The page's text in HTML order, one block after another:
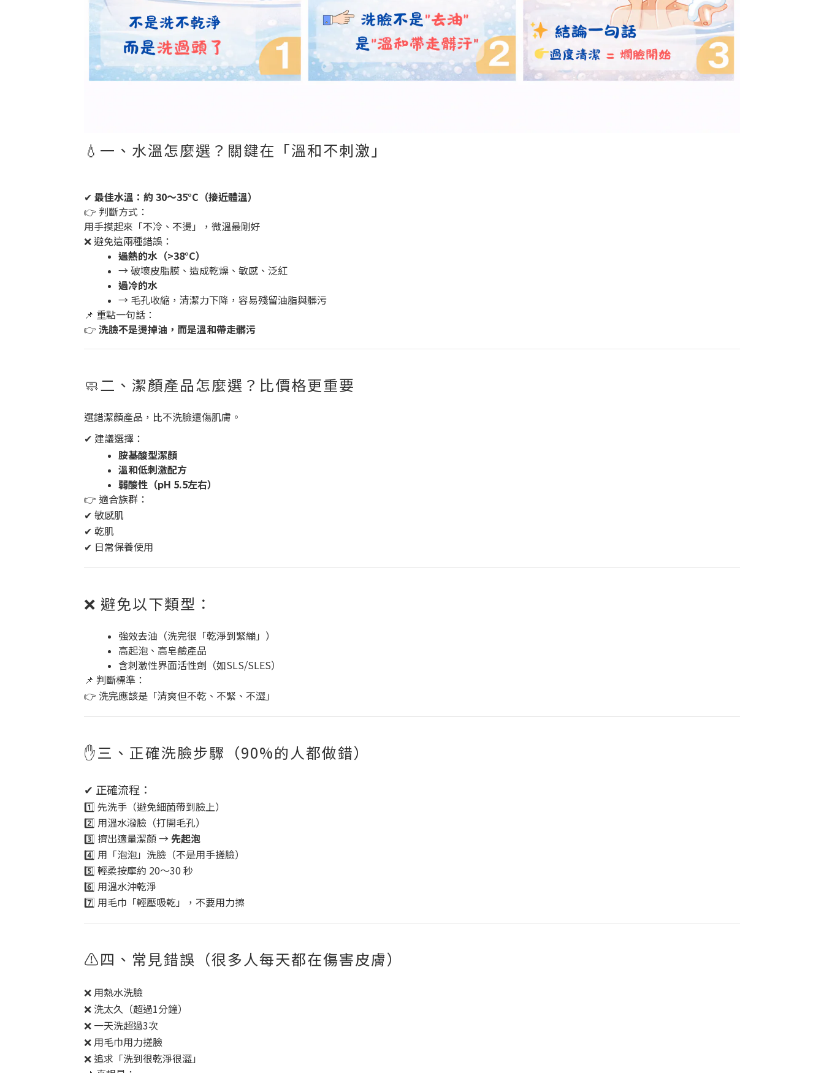
💧一、水溫怎麼選？關鍵在「溫和不刺激」
✔ 最佳水溫：約 30～35°C（接近體溫）
👉 判斷方式：
用手摸起來「不冷、不燙」，微溫最剛好
❌ 避免這兩種錯誤：
過熱的水（>38°C）
→ 破壞皮脂膜、造成乾燥、敏感、泛紅
過冷的水
→ 毛孔收縮，清潔力下降，容易殘留油脂與髒污
📌 重點一句話：
👉 洗臉不是燙掉油，而是溫和帶走髒污
🧼二、潔顏產品怎麼選？比價格更重要
選錯潔顏產品，比不洗臉還傷肌膚。
✔ 建議選擇：
胺基酸型潔顏
溫和低刺激配方
弱酸性（pH 5.5左右）
👉 適合族群：
✔ 敏感肌
✔ 乾肌
✔ 日常保養使用
❌ 避免以下類型：
強效去油（洗完很「乾淨到緊繃」）
高起泡、高皂鹼產品
含刺激性界面活性劑（如SLS/SLES）
📌 判斷標準：
👉 洗完應該是「清爽但不乾、不緊、不澀」
✋三、正確洗臉步驟（90%的人都做錯）
✔ 正確流程：
1️⃣ 先洗手（避免細菌帶到臉上）
2️⃣ 用溫水潑臉（打開毛孔）
3️⃣ 擠出適量潔顏 → 先起泡
4️⃣ 用「泡泡」洗臉（不是用手搓臉）
5️⃣ 輕柔按摩約 20～30 秒
6️⃣ 用溫水沖乾淨
7️⃣ 用毛巾「輕壓吸乾」，不要用力擦
⚠️四、常見錯誤（很多人每天都在傷害皮膚）
❌ 用熱水洗臉
❌ 洗太久（超過1分鐘）
❌ 一天洗超過3次
❌ 用毛巾用力搓臉
❌ 追求「洗到很乾淨很澀」